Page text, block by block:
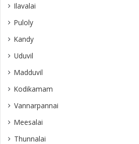
Ilavalai
Puloly
Kandy
Uduvil
Madduvil
Kodikamam
Vannarpannai
Meesalai
Thunnalai